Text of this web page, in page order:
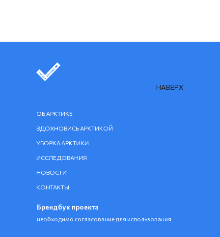
НАВЕРХ
ВДОХНОВИСЬ АРКТИКОЙ
ОБ АРКТИКЕ
ИССЛЕДОВАНИЯ
УБОРКА АРКТИКИ
КОНТАКТЫ
НОВОСТИ
Брендбук проекта
необходимо согласование для использования